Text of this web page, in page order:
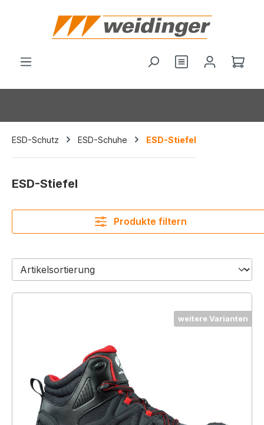
springen
Du hast 0
ESD-Schutz ESD-Schuhe ESD-Stiefel
ESD-Stiefel
Produkte filtern
weitere Varianten